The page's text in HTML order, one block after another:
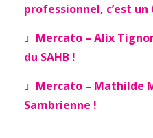
professionnel, c’est
Mercato – Alix
du SAHB !
Mercato – Mathilde
Sambrienne !